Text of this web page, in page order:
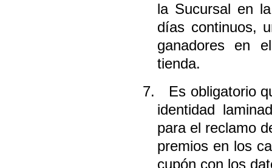
la Sucursal en
días continuos,
ganadores en
tienda.
7.
Es obligatorio
identidad
para el reclamo
premios en los
cupón con los